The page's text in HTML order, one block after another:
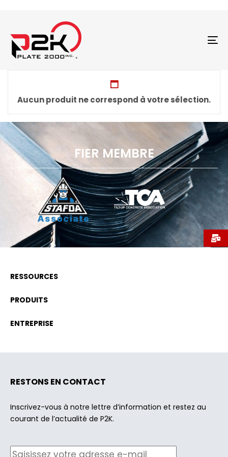
Aucun produit ne correspond à votre sélection.
FIER MEMBRE
RESSOURCES
PRODUITS
ENTREPRISE
RESTONS EN CONTACT
Inscrivez-vous à notre lettre d’information et restez au
courant de l’actualité de P2K.